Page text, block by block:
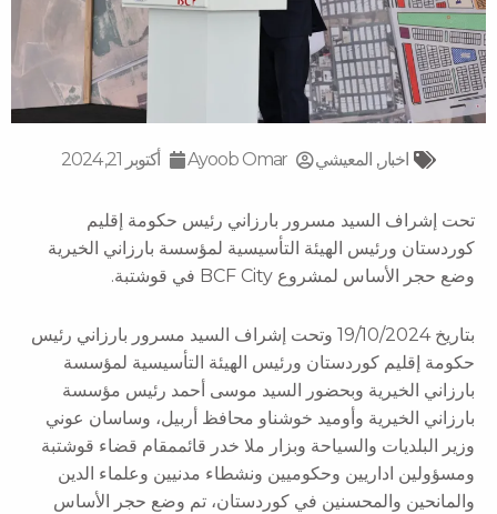
اخبار, المعيشي Ayoob Omar أكتوبر 21, 2024
تحت إشراف السيد مسرور بارزاني رئيس حكومة إقليم
كوردستان ورئيس الهيئة التأسيسية لمؤسسة بارزاني الخيرية
وضع حجر الأساس لمشروع BCF City في قوشتبة.
بتاريخ 19/10/2024 وتحت إشراف السيد مسرور بارزاني رئيس
حكومة إقليم كوردستان ورئيس الهيئة التأسيسية لمؤسسة
بارزاني الخيرية وبحضور السيد موسى أحمد رئيس مؤسسة
بارزاني الخيرية وأوميد خوشناو محافظ أربيل، وساسان عوني
وزير البلديات والسياحة وبزار ملا خدر قائممقام قضاء قوشتبة
ومسؤولين اداريين وحكوميين ونشطاء مدنيين وعلماء الدين
والمانحين والمحسنين في كوردستان، تم وضع حجر الأساس